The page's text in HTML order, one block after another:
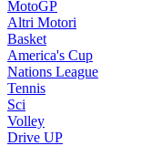
MotoGP
Altri Motori
Basket
America's Cup
Nations League
Tennis
Sci
Volley
Drive UP